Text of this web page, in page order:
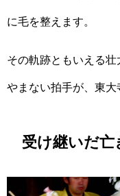
に毛を整えます。
その軌跡ともいえる
やまない拍手が、東大
受け継いだ亡